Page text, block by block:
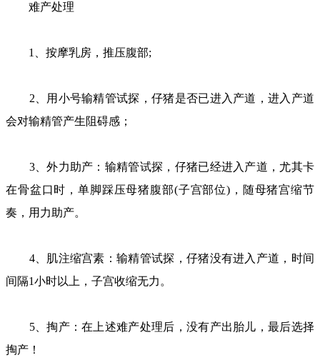
难产处理
1、按摩乳房，推压腹部;
2、用小号输精管试探，仔猪是否已进入产道，进入产道
会对输精管产生阻碍感；
3、外力助产：输精管试探，仔猪已经进入产道，尤其卡
在骨盆口时，单脚踩压母猪腹部(子宫部位)，随母猪宫缩节
奏，用力助产。
4、肌注缩宫素：输精管试探，仔猪没有进入产道，时间
间隔1小时以上，子宫收缩无力。
5、掏产：在上述难产处理后，没有产出胎儿，最后选择
掏产！